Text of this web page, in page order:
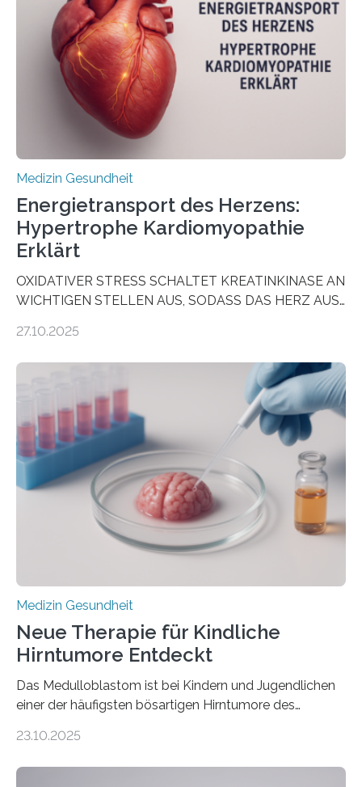
vorab zu prüfen, welche Medikamente am besten
wirken. Dabei wurde ein Eiweiß identifiziert, das künftig
als Biomarker für die Wahl der passenden Therapie
dienen könnte. Darmkrebs zählt weltweit zu den
häufigsten Krebsarten und stellt…
Medizin Gesundheit
Energietransport des Herzens:
Hypertrophe Kardiomyopathie
Erklärt
OXIDATIVER STRESS SCHALTET KREATINKINASE AN
WICHTIGEN STELLEN AUS, SODASS DAS HERZ AUS
aus dem Deutschen Zentrum für Herzinsuffizienz
im Journal Circulation, warum der Energietransport bei
der Hypertrophen Kardiomyopathie (HCM) versagen
kann und wie sich durch eine Verringerung der
Herzbelastung und des oxidativen Stresses
Rhythmusstörungen reduzieren lassen. Würzburg. Die
hypertrophe Kardiomyopathie (HCM) ist die häufigste
erblich bedingte Herzerkrankung. Sie führt dazu, dass
sich die linke Herzkammer verdickt, der Herzmuskel zu
stark kontrahiert…
27.10.2025
Medizin Gesundheit
Neue Therapie für Kindliche
Hirntumore Entdeckt
Das Medulloblastom ist bei Kindern und Jugendlichen
einer der häufigsten bösartigen Hirntumore des
Betroffenen können mit heutigen Methoden geheilt
23.10.2025